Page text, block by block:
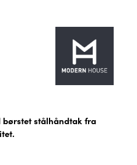
børstet stålhåndtak fra